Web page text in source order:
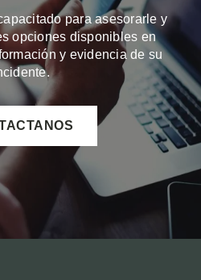
para asesorarle y
opciones disponibles en
y evidencia de su